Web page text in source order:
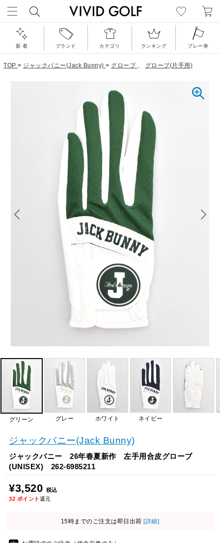
新 着 ブランド カテゴリ ランキング プレー券
TOP > ジャックバニー(Jack Bunny) > グローブ 、 グローブ(片手用)
グリーン グレー ホワイト ネイビー
ジャックバニー(Jack Bunny)
ジャックバニー 26年春夏新作 左手用合皮グローブ
(UNISEX) 262-6985211
¥3,520 税込
32 ポイント 還元
15時までのご注文は即日出荷 [詳細]